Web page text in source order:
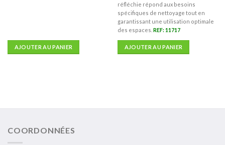
AJOUTER AU PANIER
réfléchie répond aux besoins
spécifiques de nettoyage tout en
garantissant une utilisation optimale
des espaces. REF: 11717
AJOUTER AU PANIER
COORDONNÉES